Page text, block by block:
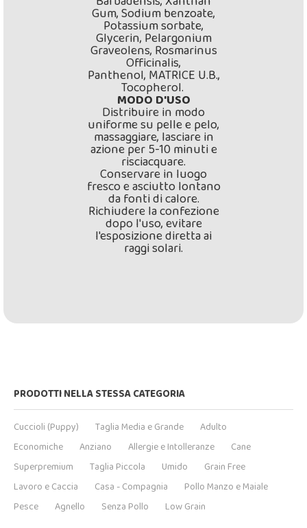
Gum, Sodium benzoate,
Potassium sorbate,
Glycerin, Pelargonium
Graveolens, Rosmarinus
Officinalis,
Panthenol, MATRICE U.B.,
Tocopherol.
MODO D'USO
Distribuire in modo
uniforme su pelle e pelo,
massaggiare, lasciare in
azione per 5-10 minuti e
risciacquare.
Conservare in luogo
fresco e asciutto lontano
da fonti di calore.
Richiudere la confezione
dopo l'uso, evitare
l'esposizione diretta ai
raggi solari.
PRODOTTI NELLA STESSA CATEGORIA
Cuccioli (Puppy) Taglia Media e Grande
Adulto
Economiche
Anziano Allergie e Intolleranze
Cane
Superpremium
Taglia Piccola Umido
Grain Free
Lavoro e Caccia
Casa - Compagnia
Pollo Manzo e Maiale
Pesce
Agnello Senza Pollo Low Grain